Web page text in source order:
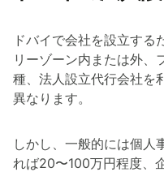
ドバイで会社を設立する
リーゾーン内または外、
種、法人設立代行会社を
異なります。
しかし、一般的には個人
れば20〜100万円程度、